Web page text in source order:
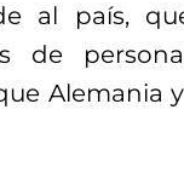
al país,
de
Alemania